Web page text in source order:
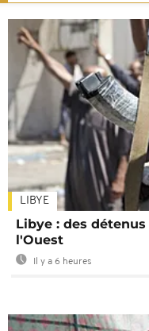
LIBYE
Libye : des
l'Ouest
Il y a 6 heures